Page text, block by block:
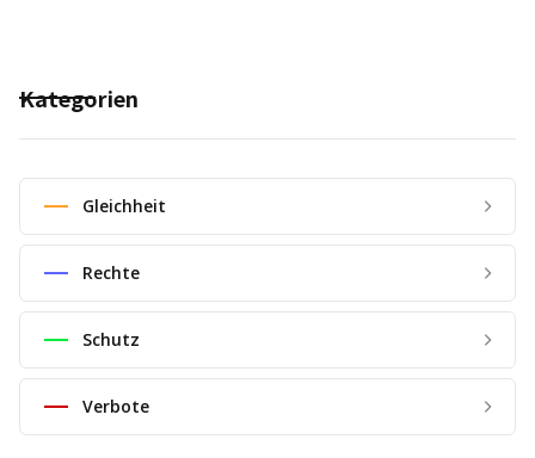
Kategorien
Gleichheit
Rechte
Schutz
Verbote